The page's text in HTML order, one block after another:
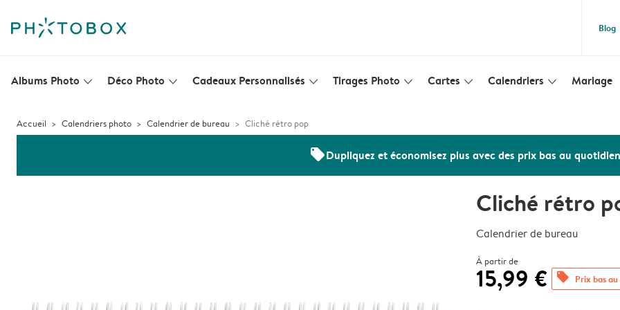
Blog
Albums Photo slim_arrow_down Déco Photo slim_arrow_down Cadeaux Personnalisés slim_arrow_down Tirages Photo slim_arrow_down Cartes slim_arrow_down Calendriers slim_arrow_down Mariage
Accueil Calendriers photo Calendrier de bureau Cliché rétro pop
offersDupliquez et économisez plus avec des prix bas au quotidien
Cliché rétro
Calendrier de bureau
À partir de
15,99 € offers Prix bas